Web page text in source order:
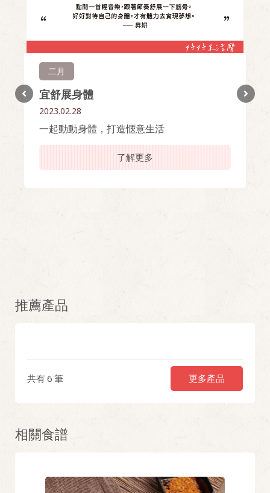
二月
宜舒展身體
2023.02.28
一起動動身體，打造愜意生活
了解更多
推薦產品
共有6 筆 更多產品
相關食譜